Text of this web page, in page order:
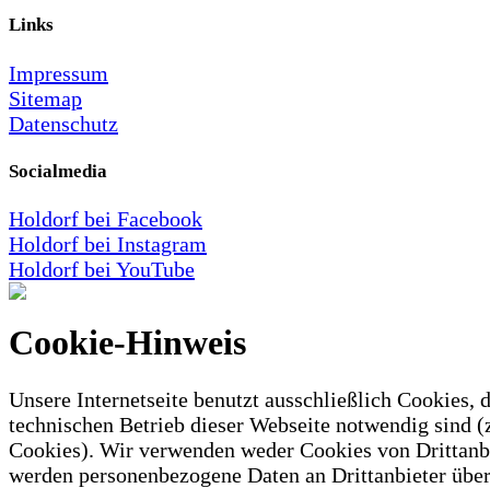
Links
Impressum
Sitemap
Datenschutz
Socialmedia
Holdorf bei Facebook
Holdorf bei Instagram
Holdorf bei YouTube
Cookie-Hinweis
Unsere Internetseite benutzt ausschließlich Cookies,
technischen Betrieb dieser Webseite notwendig sind
Cookies). Wir verwenden weder Cookies von
werden personenbezogene Daten an Drittanbieter